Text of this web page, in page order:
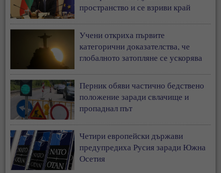
пространство и се взриви край
Учени откриха първите
категорични доказателства, че
глобалното затопляне се ускорява
Перник обяви частично бедствено
положение заради свлачище и
пропаднал път
Четири европейски държави
предупредиха Русия заради Южна
Осетия